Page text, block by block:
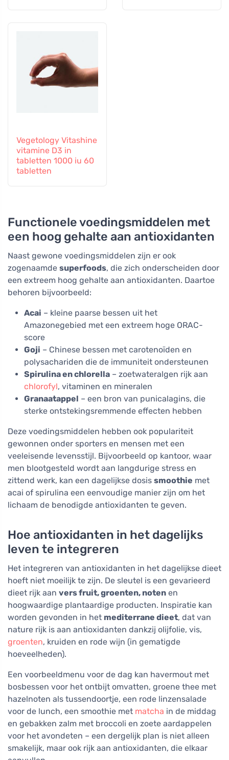
Vegetology Vitashine
vitamine D3 in
tabletten 1000 iu 60
tabletten
Functionele voedingsmiddelen met
een hoog gehalte aan antioxidanten
Naast gewone voedingsmiddelen zijn er ook
zogenaamde superfoods, die zich onderscheiden door
een extreem hoog gehalte aan antioxidanten. Daartoe
behoren bijvoorbeeld:
Acai – kleine paarse bessen uit het
Amazonegebied met een extreem hoge ORAC-
score
Goji – Chinese bessen met carotenoïden en
polysachariden die de immuniteit ondersteunen
Spirulina en chlorella – zoetwateralgen rijk aan
chlorofyl, vitaminen en mineralen
Granaatappel – een bron van punicalagins, die
sterke ontstekingsremmende effecten hebben
Deze voedingsmiddelen hebben ook populariteit
gewonnen onder sporters en mensen met een
veeleisende levensstijl. Bijvoorbeeld op kantoor, waar
men blootgesteld wordt aan langdurige stress en
zittend werk, kan een dagelijkse dosis smoothie met
acai of spirulina een eenvoudige manier zijn om het
lichaam de benodigde antioxidanten te geven.
Hoe antioxidanten in het dagelijks
leven te integreren
Het integreren van antioxidanten in het dagelijkse dieet
hoeft niet moeilijk te zijn. De sleutel is een gevarieerd
dieet rijk aan vers fruit, groenten, noten en
hoogwaardige plantaardige producten. Inspiratie kan
worden gevonden in het mediterrane dieet, dat van
nature rijk is aan antioxidanten dankzij olijfolie, vis,
groenten, kruiden en rode wijn (in gematigde
hoeveelheden).
Een voorbeeldmenu voor de dag kan havermout met
bosbessen voor het ontbijt omvatten, groene thee met
hazelnoten als tussendoortje, een rode linzensalade
voor de lunch, een smoothie met matcha in de middag
en gebakken zalm met broccoli en zoete aardappelen
voor het avondeten – een dergelijk plan is niet alleen
smakelijk, maar ook rijk aan antioxidanten, die elkaar